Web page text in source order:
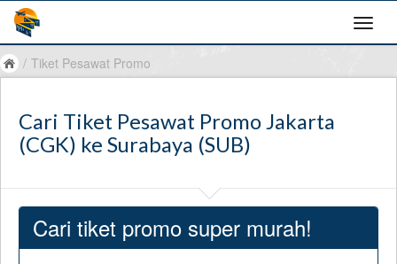
/ Tiket Pesawat Promo
Cari Tiket Pesawat Promo Jakarta
(CGK) ke Surabaya (SUB)
Cari tiket promo super murah!